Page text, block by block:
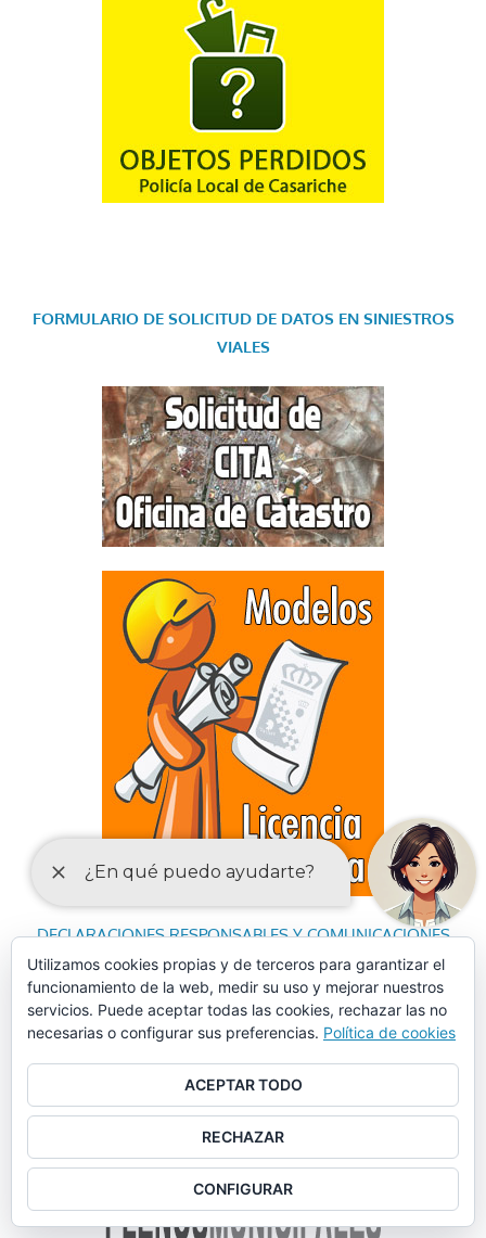
FORMULARIO DE SOLICITUD DE DATOS EN SINIESTROS
VIALES
DECLARACIONES RESPONSABLES Y COMUNICACIONES
PREVIAS PARA EL EJERCICIO DE ACTIVIDADES
Utilizamos cookies propias y de terceros para garantizar el
funcionamiento de la web, medir su uso y mejorar nuestros
servicios. Puede aceptar todas las cookies, rechazar las no
necesarias o configurar sus preferencias. Política de cookies
ACEPTAR TODO
RECHAZAR
CONFIGURAR